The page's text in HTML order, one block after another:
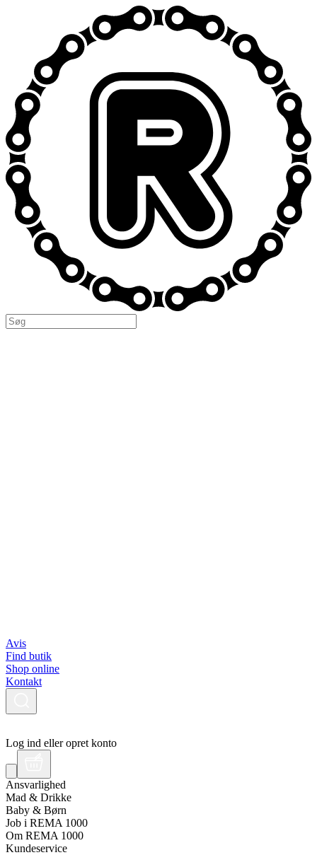
Avis
Find butik
Shop online
Kontakt
Log ind eller opret konto
Ansvarlighed
Mad & Drikke
Baby & Børn
Job i REMA 1000
Om REMA 1000
Kundeservice